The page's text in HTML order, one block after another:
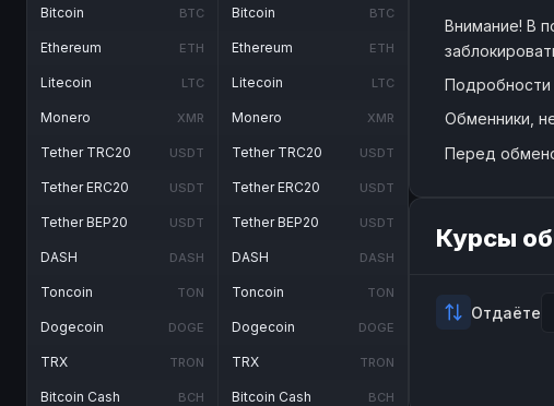
Bitcoin BTC
Ethereum ETH
Litecoin LTC
Monero XMR
Tether TRC20 USDT
Tether ERC20 USDT
Tether BEP20 USDT
DASH DASH
Toncoin TON
Dogecoin DOGE
TRX TRON
Bitcoin Cash BCH
Bitcoin BTC
Ethereum ETH
Litecoin LTC
Monero XMR
Tether TRC20 USDT
Tether ERC20 USDT
Tether BEP20 USDT
DASH DASH
Toncoin TON
Dogecoin DOGE
TRX TRON
Bitcoin Cash BCH
Внимание! В
Обменники,
Перед
Курсы
Отдаёте